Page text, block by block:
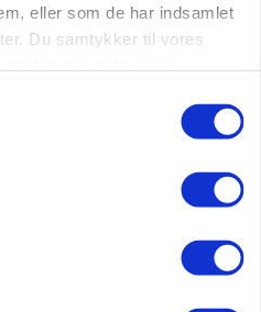
eller som de har indsamlet
Du samtykker til vores
og
mod ny